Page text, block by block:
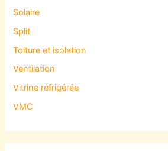
Solaire
Split
Toiture et isolation
Ventilation
Vitrine réfrigérée
VMC